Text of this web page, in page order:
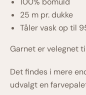
25 m pr. dukke
Tåler vask op til
Garnet er velegnet
Det findes i mere
udvalgt en